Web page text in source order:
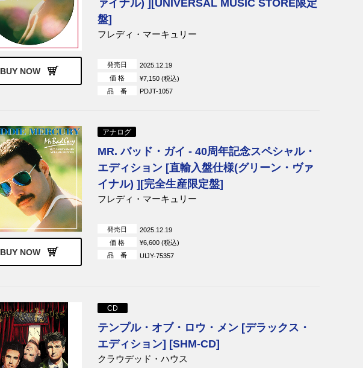
BUY NOW
ァイナル) ][UNIVERSAL MUSIC STORE限定
盤]
フレディ・マーキュリー
発売日
2025.12.19
価 格
¥7,150 (税込)
品 番
PDJT-1057
BUY NOW
アナログ
MR. バッド・ガイ - 40周年記念スペシャル・
エディション [直輸入盤仕様(グリーン・ヴァ
イナル) ][完全生産限定盤]
フレディ・マーキュリー
発売日
2025.12.19
価 格
¥6,600 (税込)
品 番
UIJY-75357
CD
テンプル・オブ・ロウ・メン [デラックス・
エディション] [SHM-CD]
クラウデッド・ハウス